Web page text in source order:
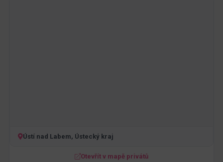
Ústí nad Labem, Ústecký kraj
Otevřít v mapě privátů